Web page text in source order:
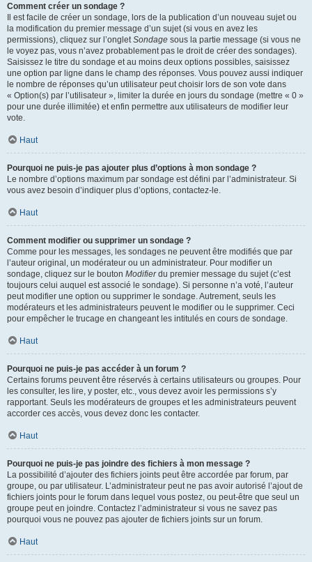
Comment créer un sondage ?
Il est facile de créer un sondage, lors de la publication d’un nouveau sujet ou
la modification du premier message d’un sujet (si vous en avez les
permissions), cliquez sur l’ongletSondage sous la partie message (si vous ne
le voyez pas, vous n’avez probablement pas le droit de créer des sondages).
Saisissez le titre du sondage et au moins deux options possibles, saisissez
une option par ligne dans le champ des réponses. Vous pouvez aussi indiquer
le nombre de réponses qu’un utilisateur peut choisir lors de son vote dans
« Option(s) par l’utilisateur », limiter la durée en jours du sondage (mettre « 0 »
pour une durée illimitée) et enfin permettre aux utilisateurs de modifier leur
vote.
Haut
Pourquoi ne puis-je pas ajouter plus d’options à mon sondage ?
Le nombre d’options maximum par sondage est défini par l’administrateur. Si
vous avez besoin d’indiquer plus d’options, contactez-le.
Haut
Comment modifier ou supprimer un sondage ?
Comme pour les messages, les sondages ne peuvent être modifiés que par
l’auteur original, un modérateur ou un administrateur. Pour modifier un
sondage, cliquez sur le bouton Modifierdu premier message du sujet (c’est
toujours celui auquel est associé le sondage). Si personne n’a voté, l’auteur
peut modifier une option ou supprimer le sondage. Autrement, seuls les
modérateurs et les administrateurs peuvent le modifier ou le supprimer. Ceci
pour empêcher le trucage en changeant les intitulés en cours de sondage.
Haut
Pourquoi ne puis-je pas accéder à un forum ?
Certains forums peuvent être réservés à certains utilisateurs ou groupes. Pour
les consulter, les lire, y poster, etc., vous devez avoir les permissions s’y
rapportant. Seuls les modérateurs de groupes et les administrateurs peuvent
accorder ces accès, vous devez donc les contacter.
Haut
Pourquoi ne puis-je pas joindre des fichiers à mon message ?
La possibilité d’ajouter des fichiers joints peut être accordée par forum, par
groupe, ou par utilisateur. L’administrateur peut ne pas avoir autorisé l’ajout de
fichiers joints pour le forum dans lequel vous postez, ou peut-être que seul un
groupe peut en joindre. Contactez l’administrateur si vous ne savez pas
pourquoi vous ne pouvez pas ajouter de fichiers joints sur un forum.
Haut